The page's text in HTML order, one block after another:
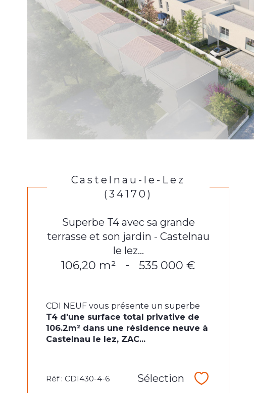
Castelnau-le-Lez
(34170)
Superbe T4 avec sa grande
terrasse et son jardin - Castelnau
le lez...
106,20 m² - 535 000 €
CDI NEUF vous présente un superbe
T4 d'une surface total privative de
106.2m² dans une résidence neuve à
Castelnau le lez, ZAC...
Réf : CDI430-4-6 Sélection Sélectionner